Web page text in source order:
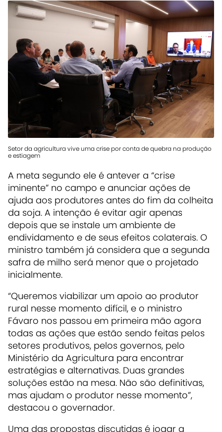
Setor da agricultura vive uma crise por conta de quebra na produção
e estiagem
A meta segundo ele é antever a “crise
iminente” no campo e anunciar ações de
ajuda aos produtores antes do fim da colheita
da soja. A intenção é evitar agir apenas
depois que se instale um ambiente de
endividamento e de seus efeitos colaterais. O
ministro também já considera que a segunda
safra de milho será menor que o projetado
inicialmente.
“Queremos viabilizar um apoio ao produtor
rural nesse momento difícil, e o ministro
Fávaro nos passou em primeira mão agora
todas as ações que estão sendo feitas pelos
setores produtivos, pelos governos, pelo
Ministério da Agricultura para encontrar
estratégias e alternativas. Duas grandes
soluções estão na mesa. Não são definitivas,
mas ajudam o produtor nesse momento”,
destacou o governador.
Uma das propostas discutidas é jogar a